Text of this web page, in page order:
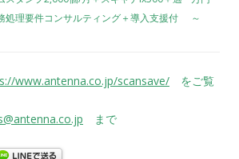
処理要件コンサルティング＋導入支援付
～
www.antenna.co.jp/scansave/ をご覧
まで